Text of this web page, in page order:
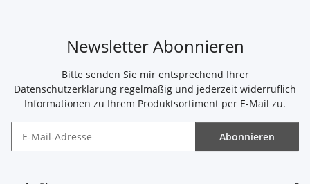
Newsletter Abonnieren
Bitte senden Sie mir entsprechend Ihrer
Datenschutzerklärung regelmäßig und jederzeit widerruflich
Informationen zu Ihrem Produktsortiment per E-Mail zu.
Abonnieren